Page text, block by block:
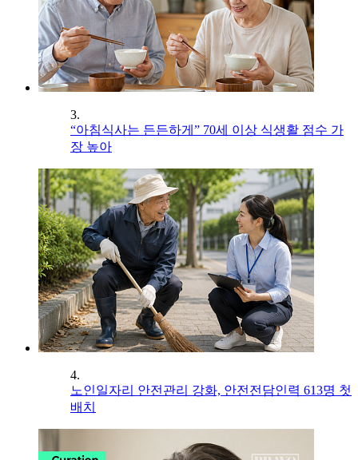
3.
“아침식사는 든든하게” 70세 이상 식생활 점수 가
장 높아
4.
노인일자리 안전관리 강화, 안전전담인력 613명 첫
배치